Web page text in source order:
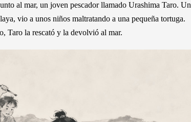
al mar, un joven pescador llamado Urashima Taro. Un
vio a unos niños maltratando a una pequeña tortuga.
Taro la rescató y la devolvió al mar.